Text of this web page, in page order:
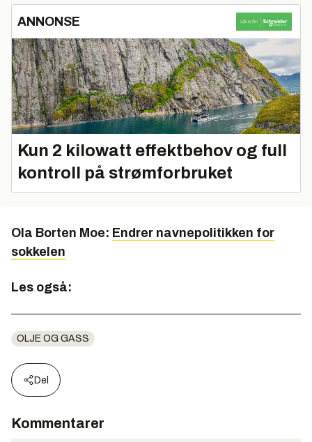
ANNONSE
Kun 2 kilowatt effektbehov og full
kontroll på strømforbruket
Ola Borten Moe: Endrer navnepolitikken for
sokkelen
Les også:
OLJE OG GASS
Del
Kommentarer